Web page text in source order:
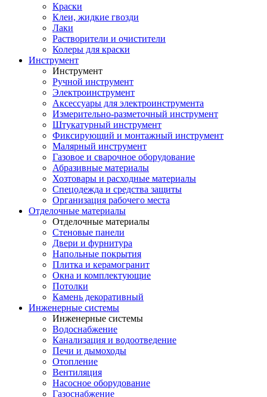
Краски
Клеи, жидкие гвозди
Лаки
Растворители и очистители
Колеры для краски
Инструмент
Инструмент
Ручной инструмент
Электроинструмент
Аксессуары для электроинструмента
Измерительно-разметочный инструмент
Штукатурный инструмент
Фиксирующий и монтажный инструмент
Малярный инструмент
Газовое и сварочное оборудование
Абразивные материалы
Хозтовары и расходные материалы
Спецодежда и средства защиты
Организация рабочего места
Отделочные материалы
Отделочные материалы
Стеновые панели
Двери и фурнитура
Напольные покрытия
Плитка и керамогранит
Окна и комплектующие
Потолки
Камень декоративный
Инженерные системы
Инженерные системы
Водоснабжение
Канализация и водоотведение
Печи и дымоходы
Отопление
Вентиляция
Насосное оборудование
Газоснабжение